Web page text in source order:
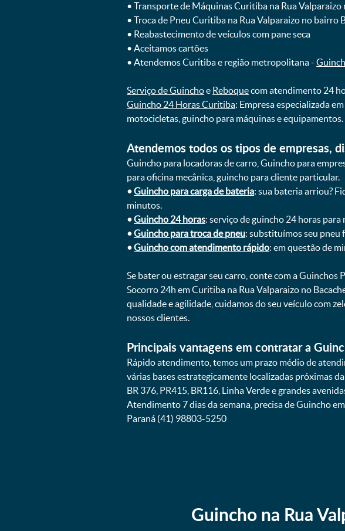
ㅤㅤ• Transporte de Máquinas Curitiba na Rua
ㅤㅤ• Troca de Pneu Curitiba na Rua Valparaizo no bairro
ㅤㅤ• Reabastecimento de veículos com pane seca
ㅤㅤ• Aceitamos cartões
ㅤㅤ• Atendemos Curitiba e região metropolitana -
Serviço de Guinchoe Reboquecom atendimento 24
Guincho 24 Horas Curitiba: Empresa especializada
motocicletas, guincho para máquinas e equipamentos.
Atendemos todos os tipos de empresas,
Guincho para locadoras de carro, Guincho para
para oficina mecânica, guincho para cliente particular.
•Guincho para carga de bateria: sua bateria arriou?
minutos.
•Guincho 24 horas: serviço de guincho 24 horas
•Guincho para troca de pneu: substituímos seu pneu
•Guincho com atendimento rápido: em questão de
Se bater ou estragar seu carro, conte com a Guinchos
Socorro 24h em Curitiba na Rua Valparaizo no
qualidade e agilidade, cuidamos do seu veículo com
nossos clientes.
Principais vantagens em contratar a
Rápido atendimento, temos um prazo médio de
várias bases estrategicamente localizadas próximas
BR 376, PR415, BR116, Linha Verde e grandes
Atendimento 7 dias da semana, precisa de Guincho
Paraná (41) 98803-5250
Guincho na Rua